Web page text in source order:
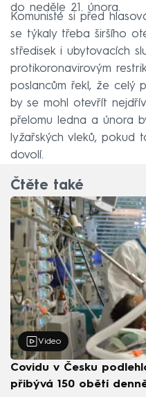
do neděle 21. února.
Komunisté si před
se týkaly třeba širšího
středisek i ubytovacích
protikoronavirovým
poslancům řekl, že celý
by se mohl otevřít
přelomu ledna a února
lyžařských vleků, pokud
dovolí.
Čtěte také
Video
Covidu v Česku
přibývá 150 obětí